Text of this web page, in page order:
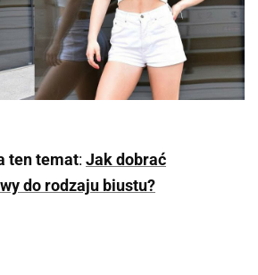
ten temat: Jak dobrać
do rodzaju biustu?